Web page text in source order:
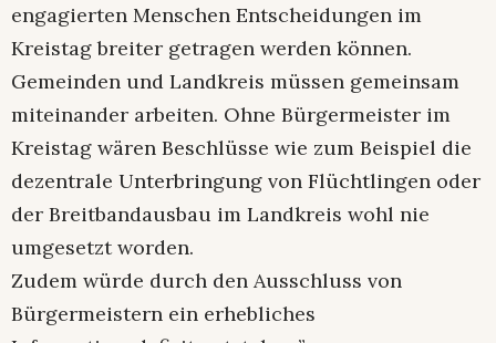
engagierten Menschen Entscheidungen im
Kreistag breiter getragen werden können.
Gemeinden und Landkreis müssen gemeinsam
miteinander arbeiten. Ohne Bürgermeister im
Kreistag wären Beschlüsse wie zum Beispiel die
dezentrale Unterbringung von Flüchtlingen oder
der Breitbandausbau im Landkreis wohl nie
umgesetzt worden.
Zudem würde durch den Ausschluss von
Bürgermeistern ein erhebliches